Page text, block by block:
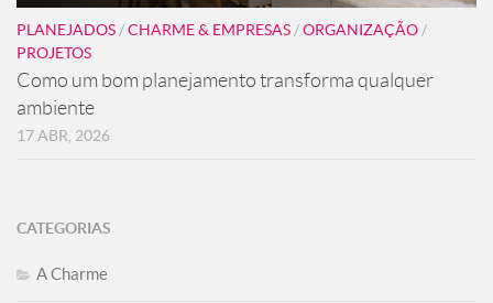
PLANEJADOS/CHARME & EMPRESAS/ORGANIZAÇÃO/
PROJETOS
Como um bom planejamento transforma qualquer
ambiente
17 ABR, 2026
CATEGORIAS
A Charme